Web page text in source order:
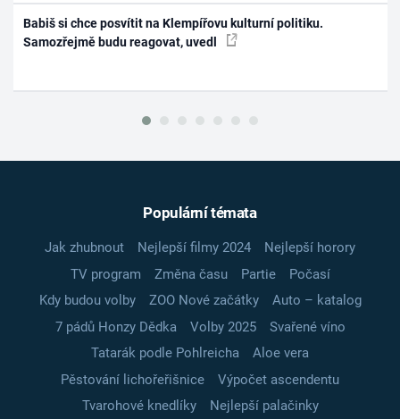
Babiš si chce posvítit na Klempířovu kulturní politiku.
Samozřejmě budu reagovat, uvedl
Populární témata
Jak zhubnout Nejlepší filmy 2024
Nejlepší horory
TV program
Změna času Partie
Počasí
Kdy budou volby
ZOO Nové začátky
Auto – katalog
7 pádů Honzy Dědka
Volby 2025
Svařené víno
Tatarák podle Pohlreicha
Aloe vera
Pěstování lichořeřišnice
Výpočet ascendentu
Tvarohové knedlíky
Nejlepší palačinky